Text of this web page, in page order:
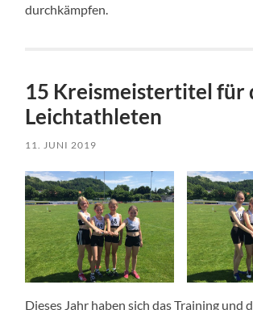
durchkämpfen.
15 Kreismeistertitel für
Leichtathleten
11. JUNI 2019
Dieses Jahr haben sich das Training und